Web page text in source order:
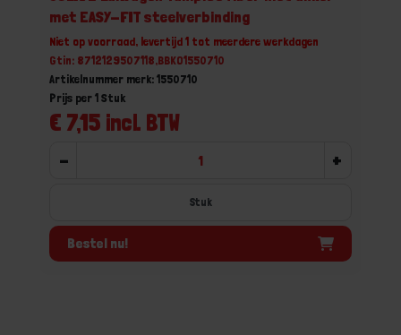
met EASY-FIT steelverbinding
Niet op voorraad, levertijd 1 tot meerdere werkdagen
Gtin: 8712129507118,BBKO1550710
Artikelnummer merk: 1550710
€ 7,15 incl. BTW
Prijs per 1 Stuk
- +
Stuk
Bestel nu!